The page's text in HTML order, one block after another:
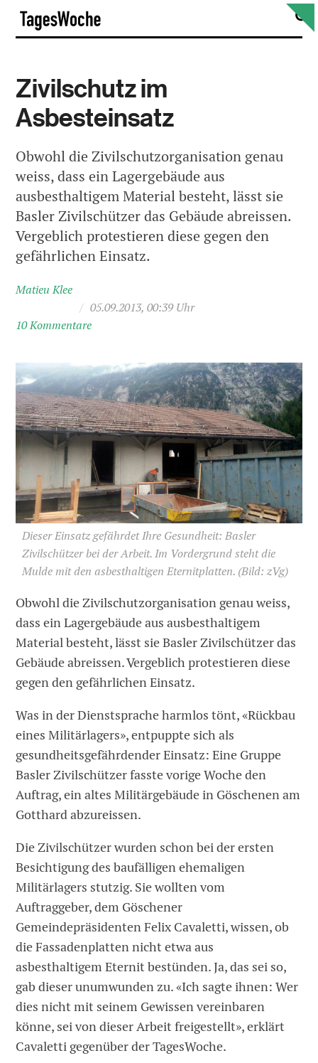
Skip
content
Zivilschutz im
Asbesteinsatz
Obwohl die Zivilschutzorganisation genau
weiss, dass ein Lagergebäude aus
ausbesthaltigem Material besteht, lässt sie
Basler Zivilschützer das ­Gebäude abreissen.
Vergeblich protestieren diese gegen den
gefährlichen Einsatz.
Matieu Klee
/ 05.09.2013, 00:39 Uhr
10 Kommentare
Dieser Einsatz gefährdet Ihre Gesundheit: Basler
Zivilschützer bei der Arbeit. Im Vordergrund steht die
Mulde mit den asbesthaltigen Eternitplatten. (Bild: zVg)
Obwohl die Zivilschutzorganisation genau weiss,
dass ein Lagergebäude aus ausbesthaltigem
Material besteht, lässt sie Basler Zivilschützer das
­Gebäude abreissen. Vergeblich protestieren diese
gegen den gefährlichen Einsatz.
Was in der Dienstsprache harmlos tönt, «Rückbau
eines Militärlagers», entpuppte sich als
gesundheitsgefährdender Einsatz: Eine Gruppe
Basler Zivilschützer fasste vorige Woche den
Auftrag, ein altes Militärgebäude in Göschenen am
Gotthard abzureissen.
Die Zivilschützer wurden schon bei der ersten
Besichtigung des baufälligen ehemaligen
Militärlagers stutzig. Sie wollten vom
Auftraggeber, dem Göschener
Gemeindepräsidenten Felix Cavaletti, wissen, ob
die Fassadenplatten nicht etwa aus
asbesthaltigem Eternit bestünden. Ja, das sei so,
gab dieser unumwunden zu. «Ich sagte ­ihnen: Wer
dies nicht mit seinem ­Gewissen vereinbaren
könne, sei von dieser Arbeit freigestellt», erklärt
Cavaletti gegenüber der TagesWoche.